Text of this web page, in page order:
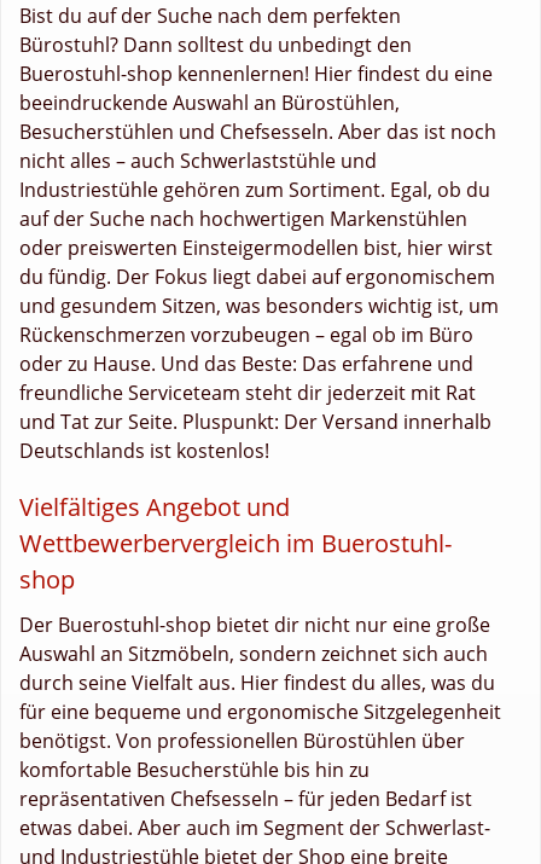
Bist du auf der Suche nach dem perfekten
Bürostuhl? Dann solltest du unbedingt den
Buerostuhl-shop kennenlernen! Hier findest du eine
beeindruckende Auswahl an Bürostühlen,
Besucherstühlen und Chefsesseln. Aber das ist noch
nicht alles – auch Schwerlaststühle und
Industriestühle gehören zum Sortiment. Egal, ob du
auf der Suche nach hochwertigen Markenstühlen
oder preiswerten Einsteigermodellen bist, hier wirst
du fündig. Der Fokus liegt dabei auf ergonomischem
und gesundem Sitzen, was besonders wichtig ist, um
Rückenschmerzen vorzubeugen – egal ob im Büro
oder zu Hause. Und das Beste: Das erfahrene und
freundliche Serviceteam steht dir jederzeit mit Rat
und Tat zur Seite. Pluspunkt: Der Versand innerhalb
Deutschlands ist kostenlos!
Vielfältiges Angebot und
Wettbewerbervergleich im Buerostuhl-
shop
Der Buerostuhl-shop bietet dir nicht nur eine große
Auswahl an Sitzmöbeln, sondern zeichnet sich auch
durch seine Vielfalt aus. Hier findest du alles, was du
für eine bequeme und ergonomische Sitzgelegenheit
benötigst. Von professionellen Bürostühlen über
komfortable Besucherstühle bis hin zu
repräsentativen Chefsesseln – für jeden Bedarf ist
etwas dabei. Aber auch im Segment der Schwerlast-
und Industriestühle bietet der Shop eine breite